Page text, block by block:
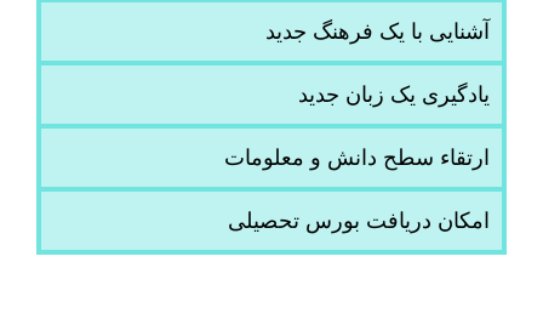
آشنایی با یک فرهنگ جدید
یادگیری یک زبان جدید
ارتقاء سطح دانش و معلومات
امکان دریافت بورس تحصیلی